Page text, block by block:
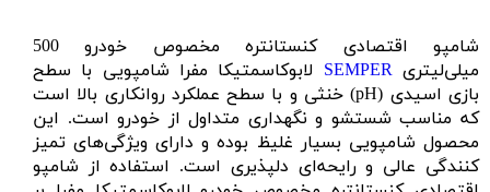
شامپو اقتصادی کنستانتره مخصوص خودرو 500
میلی‌لیتریSEMPER لابوکاسمتیکا مفرا شامپویی با سطح
بازی اسیدی (pH) خنثی و با سطح عملکرد روانکاری بالا است
که مناسب شستشو و نگهداری متداول از خودرو است. این
محصول شامپویی بسیار غلیظ بوده و دارای ویژگی‌‌های تمیز
کنندگی عالی و رایحه‌ای دلپذیری است. استفاده از شامپو